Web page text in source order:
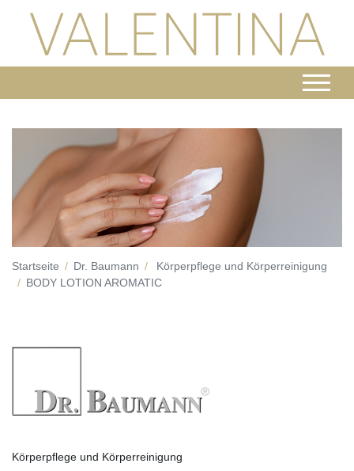
Startseite Dr. Baumann
Körperpflege und Körperreinigung
BODY LOTION AROMATIC
Körperpflege und Körperreinigung